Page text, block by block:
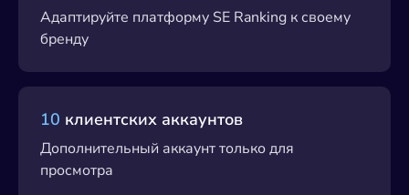
Адаптируйте платформу SE Ranking к своему
бренду
10 клиентских аккаунтов
Дополнительный аккаунт только для
просмотра